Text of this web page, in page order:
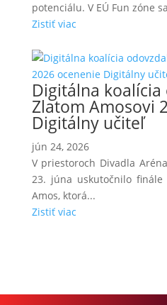
potenciálu. V EÚ Fun zóne
Zistiť viac
Digitálna koalícia
Zlatom Amosovi
Digitálny učiteľ
jún 24, 2026
V priestoroch Divadla
23. júna uskutočnilo
Amos, ktorá...
Zistiť viac